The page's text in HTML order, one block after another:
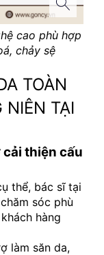
cao phù hợp
chảy sệ
TOÀN
NIÊN TẠI
cải thiện cấu
thể, bác sĩ tại
sóc phù
hàng
làm săn da,